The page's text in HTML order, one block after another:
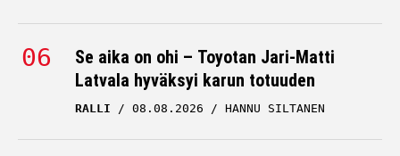
Se aika on ohi – Toyotan Jari-Matti
Latvala hyväksyi karun totuuden
RALLI 08.08.2026 HANNU SILTANEN